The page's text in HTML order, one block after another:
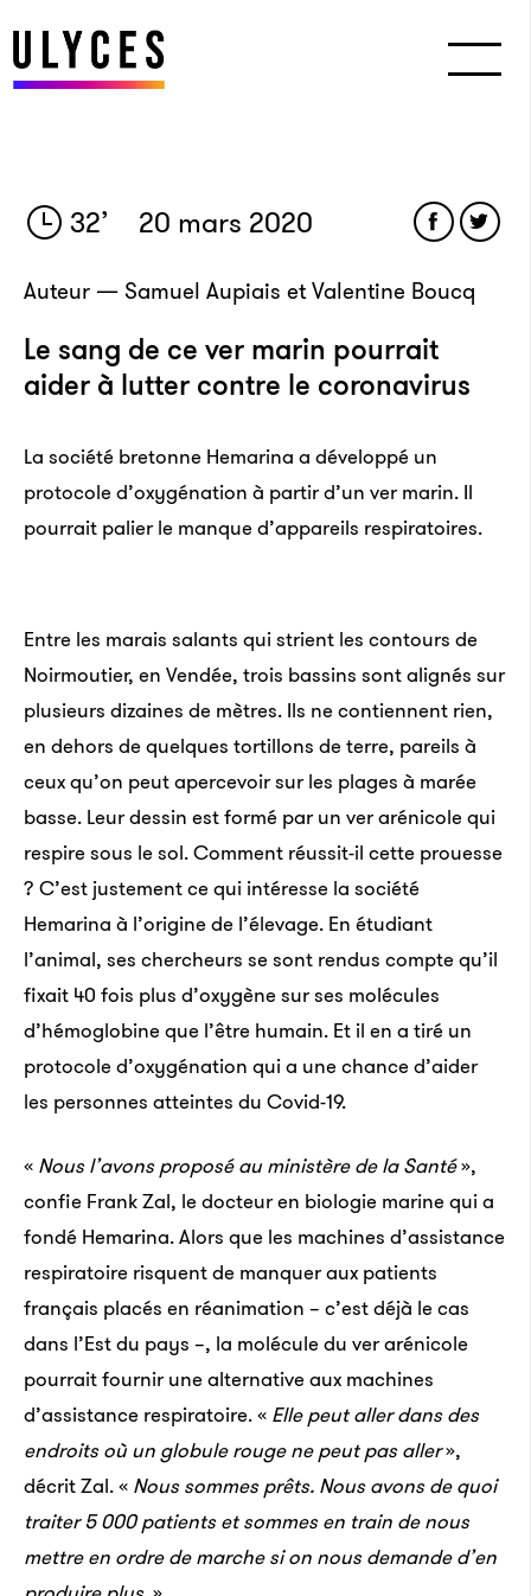
32’ 20 mars 2020
Auteur — Samuel Aupiais et Valentine Boucq
Le sang de ce ver marin pourrait
aider à lutter contre le coronavirus
La société bretonne Hemarina a développé un
protocole d’oxygénation à partir d’un ver marin. Il
pourrait palier le manque d’appareils respiratoires.
Entre les marais salants qui strient les contours de
Noirmoutier, en Vendée, trois bassins sont alignés sur
plusieurs dizaines de mètres. Ils ne contiennent rien,
en dehors de quelques tortillons de terre, pareils à
ceux qu’on peut apercevoir sur les plages à marée
basse. Leur dessin est formé par un ver arénicole qui
respire sous le sol. Comment réussit-il cette prouesse
? C’est justement ce qui intéresse la société
Hemarina à l’origine de l’élevage. En étudiant
l’animal, ses chercheurs se sont rendus compte qu’il
fixait 40 fois plus d’oxygène sur ses molécules
d’hémoglobine que l’être humain. Et il en a tiré un
protocole d’oxygénation qui a une chance d’aider
les personnes atteintes du Covid-19.
« Nous l’avons proposé au ministère de la Santé»,
confie Frank Zal, le docteur en biologie marine qui a
fondé Hemarina. Alors que les machines d’assistance
respiratoire risquent de manquer aux patients
français placés en réanimation – c’est déjà le cas
dans l’Est du pays –, la molécule du ver arénicole
pourrait fournir une alternative aux machines
d’assistance respiratoire. « Elle peut aller dans des
endroits où un globule rouge ne peut pas aller»,
décrit Zal. « Nous sommes prêts. Nous avons de quoi
traiter 5 000 patients et sommes en train de nous
mettre en ordre de marche si on nous demande d’en